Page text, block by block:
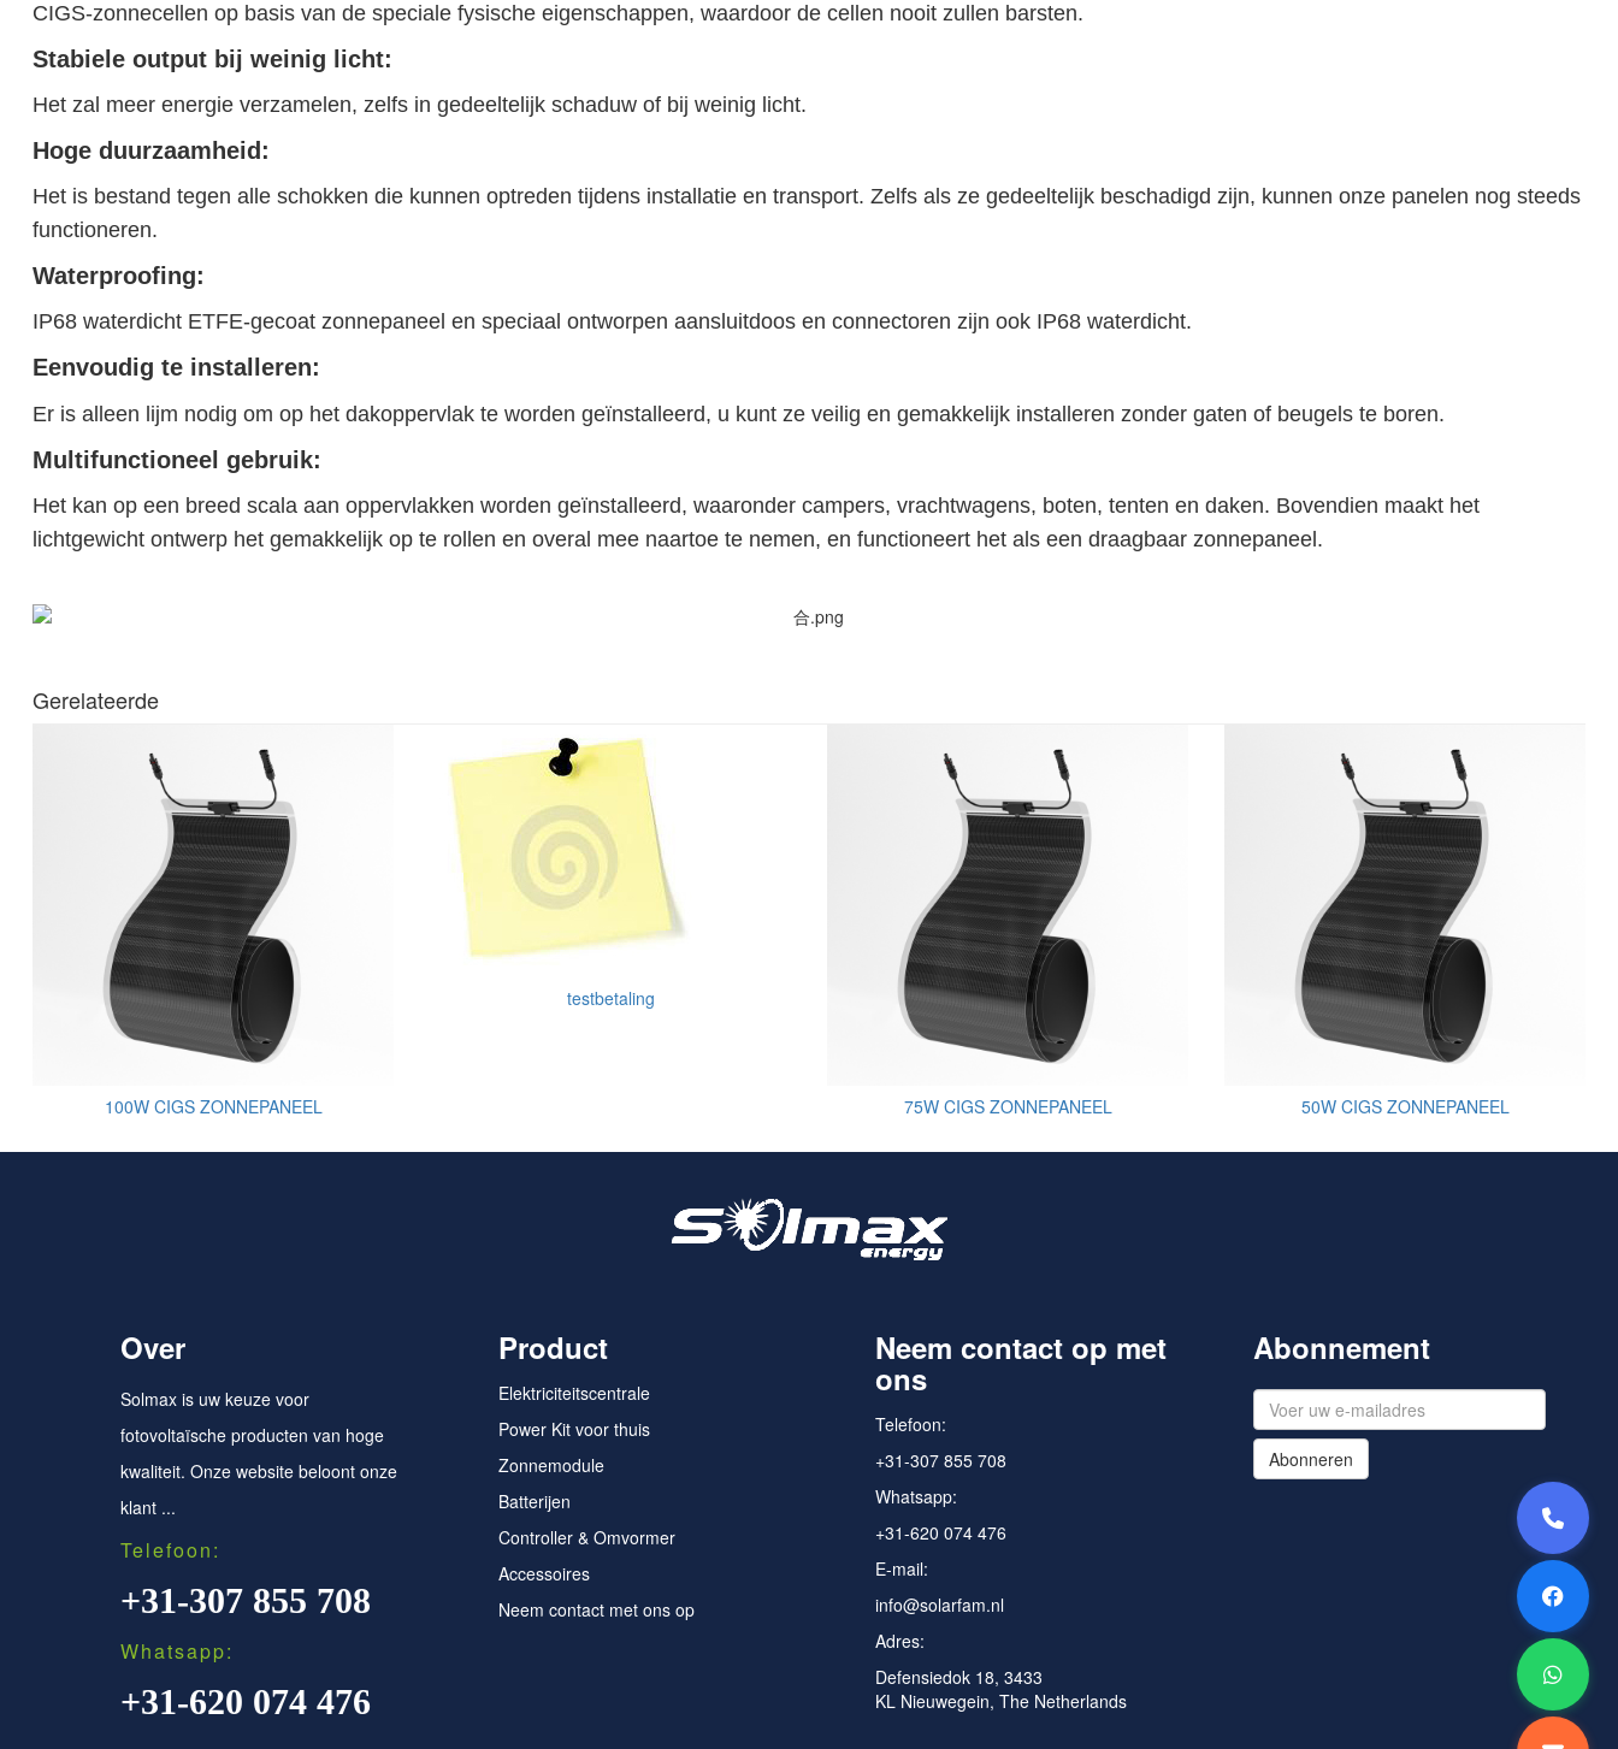
CIGS-zonnecellen op basis van de speciale fysische eigenschappen, waardoor de cellen nooit zullen barsten.
Stabiele output bij weinig licht:
Het zal meer energie verzamelen, zelfs in gedeeltelijk schaduw of bij weinig licht.
Hoge duurzaamheid:
Het is bestand tegen alle schokken die kunnen optreden tijdens installatie en transport. Zelfs als ze gedeeltelijk beschadigd zijn, kunnen onze panelen nog steeds
functioneren.
Waterproofing:
IP68 waterdicht ETFE-gecoat zonnepaneel en speciaal ontworpen aansluitdoos en connectoren zijn ook IP68 waterdicht.
Eenvoudig te installeren:
Er is alleen lijm nodig om op het dakoppervlak te worden geïnstalleerd, u kunt ze veilig en gemakkelijk installeren zonder gaten of beugels te boren.
Multifunctioneel gebruik:
Het kan op een breed scala aan oppervlakken worden geïnstalleerd, waaronder campers, vrachtwagens, boten, tenten en daken. Bovendien maakt het
lichtgewicht ontwerp het gemakkelijk op te rollen en overal mee naartoe te nemen, en functioneert het als een draagbaar zonnepaneel.
Gerelateerde
100W CIGS ZONNEPANEEL
testbetaling
75W CIGS ZONNEPANEEL 50W CIGS ZONNEPANEEL
Over
Solmax is uw keuze voor
fotovoltaïsche producten van hoge
kwaliteit. Onze website beloont onze
klant ...
Telefoon:
+31-307 855 708
Whatsapp:
+31-620 074 476
Product
Elektriciteitscentrale
Power Kit voor thuis
Zonnemodule
Batterijen
Controller & Omvormer
Accessoires
Neem contact met ons op
Neem contact op met
ons
Telefoon:
+31-307 855 708
Whatsapp:
+31-620 074 476
E-mail:
info@solarfam.nl
Adres:
Defensiedok 18, 3433
KL Nieuwegein, The Netherlands
Abonnement
Abonneren